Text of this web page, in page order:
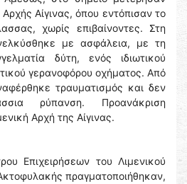
Αίγινας, όπου εντόπισαν το
χωρίς επιβαίνοντες. Στη
με ασφάλεια, με τη
δύτη, ενός ιδιωτικού
γερανοφόρου οχήματος. Από
τραυματισμός και δεν
ρύπανση. Προανάκριση
Αρχή της Αίγινας.
Επιχειρήσεων του Λιμενικού
πραγματοποιήθηκαν,